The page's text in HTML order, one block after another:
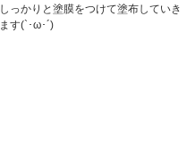
しっかりと塗膜をつけて塗布していき
ます(`･ω･´)